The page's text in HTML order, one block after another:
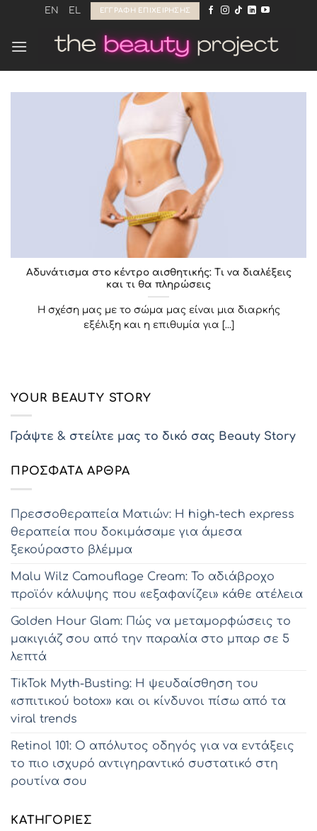
Μετάβαση
περιεχόμενο
EN EL ΕΓΓΡΑΦΉ ΕΠΙΧΕΊΡΗΣΗΣ
Αδυνάτισμα στο κέντρο αισθητικής: Τι να διαλέξεις
και τι θα πληρώσεις
Η σχέση μας με το σώμα μας είναι μια διαρκής
εξέλιξη και η επιθυμία για [...]
YOUR BEAUTY STORY
Γράψτε & στείλτε μας το δικό σας Beauty Story
ΠΡΌΣΦΑΤΑ ΆΡΘΡΑ
Πρεσσοθεραπεία Ματιών: Η high-tech express
θεραπεία που δοκιμάσαμε για άμεσα
ξεκούραστο βλέμμα
Malu Wilz Camouflage Cream: Το αδιάβροχο
προϊόν κάλυψης που «εξαφανίζει» κάθε ατέλεια
Golden Hour Glam: Πώς να μεταμορφώσεις το
μακιγιάζ σου από την παραλία στο μπαρ σε 5
λεπτά
TikTok Myth-Busting: Η ψευδαίσθηση του
«σπιτικού botox» και οι κίνδυνοι πίσω από τα
viral trends
Retinol 101: Ο απόλυτος οδηγός για να εντάξεις
το πιο ισχυρό αντιγηραντικό συστατικό στη
ρουτίνα σου
KΑΤΗΓΟΡΊΕΣ